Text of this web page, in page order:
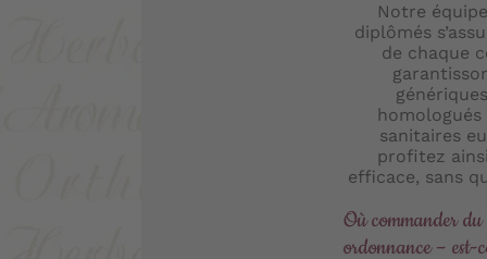
Notre
diplômés
de chaque
sanitaires
profitez
efficace, sans
Où commander
ordonnance – est-